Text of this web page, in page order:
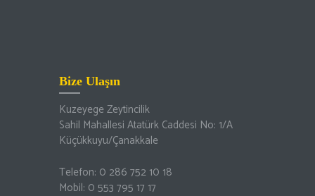
Bize Ulaşın
Kuzeyege Zeytincilik
Sahil Mahallesi Atatürk Caddesi No: 1/A
Küçükkuyu/Çanakkale
Telefon: 0 286 752 10 18
Mobil: 0 553 795 17 17